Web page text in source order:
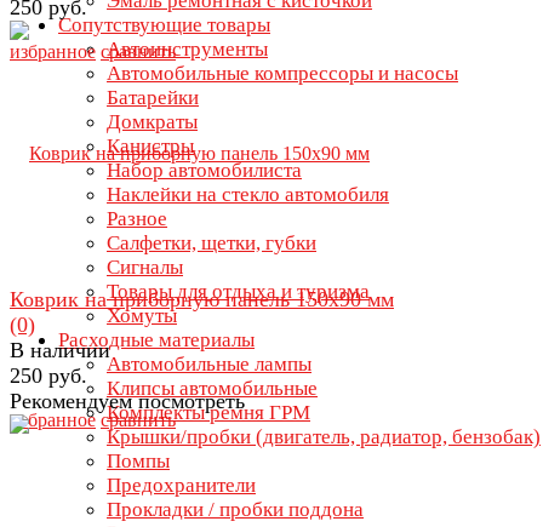
Сопутствующие товары
Автоинструменты
Автомобильные компрессоры и насосы
Батарейки
Домкраты
Канистры
Набор автомобилиста
Наклейки на стекло автомобиля
Разное
Салфетки, щетки, губки
Сигналы
Товары для отдыха и туризма
Хомуты
Расходные материалы
Автомобильные лампы
Клипсы автомобильные
Комплекты ремня ГРМ
Крышки/пробки (двигатель, радиатор, бензобак)
Помпы
Предохранители
Прокладки / пробки поддона
избранное сравнить
250 руб.
избранное сравнить
Коврик на приборную панель 150х90 мм
(0)
В наличии
250 руб.
Рекомендуем посмотреть